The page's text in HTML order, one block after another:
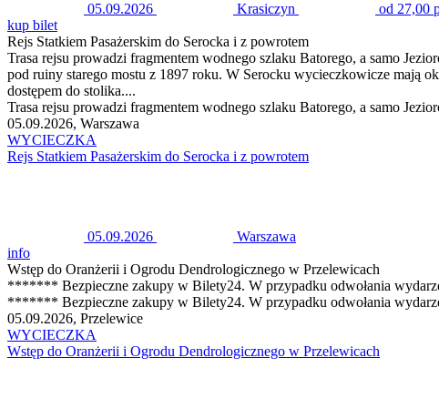
05.09.2026 Krasiczyn
od 27,00
kup bilet
Rejs Statkiem Pasażerskim do Serocka i z powrotem
Trasa rejsu prowadzi fragmentem wodnego szlaku Batorego, a samo
pod ruiny starego mostu z 1897 roku. W Serocku wycieczkowicze mają
dostępem do stolika....
Trasa rejsu prowadzi fragmentem wodnego szlaku Batorego, a samo
05.09.2026, Warszawa
WYCIECZKA
Rejs Statkiem Pasażerskim do Serocka i z powrotem
05.09.2026
Warszawa
info
Wstęp do Oranżerii i Ogrodu Dendrologicznego w Przelewicach
******* Bezpieczne zakupy w Bilety24. W przypadku odwołania
******* Bezpieczne zakupy w Bilety24. W przypadku odwołania
05.09.2026, Przelewice
WYCIECZKA
Wstęp do Oranżerii i Ogrodu Dendrologicznego w Przelewicach